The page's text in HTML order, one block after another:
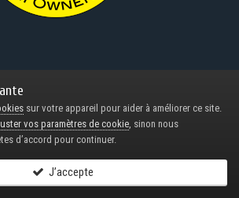
sur votre appareil pour aider à améliorer ce site.
vos paramètres de cookie, sinon nous
d’accord pour continuer.
J’accepte